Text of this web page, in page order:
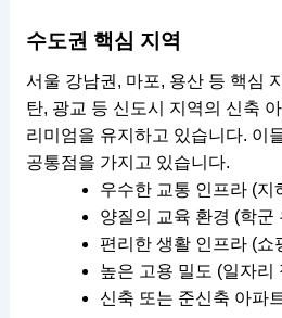
수도권 핵심 지역
서울 강남권, 마포, 용산 등 핵심
탄, 광교 등 신도시 지역의 신축
리미엄을 유지하고 있습니다. 이
공통점을 가지고 있습니다.
우수한 교통 인프라 (지
양질의 교육 환경 (학군
편리한 생활 인프라 (쇼
높은 고용 밀도 (일자리
신축 또는 준신축 아파